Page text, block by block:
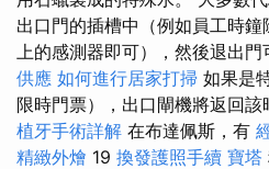
出口門的插槽中（例如員工時
上的感測器即可），然後退出門
供應 如何進行居家打掃 如果是
限時門票），出口閘機將返回該
植牙手術詳解 在布達佩斯，有
精緻外燴 19 換發護照手續 寶塔